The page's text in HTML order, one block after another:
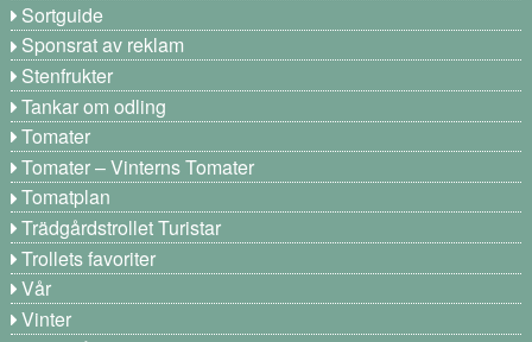
Sortguide
Sponsrat av reklam
Stenfrukter
Tankar om odling
Tomater
Tomater – Vinterns Tomater
Tomatplan
Trädgårdstrollet Turistar
Trollets favoriter
Vår
Vinter